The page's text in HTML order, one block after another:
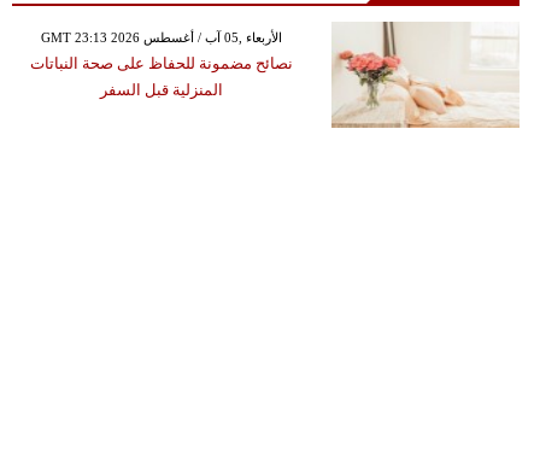
GMT 23:13 2026 الأربعاء ,05 آب / أغسطس
نصائح مضمونة للحفاظ على صحة النباتات
المنزلية قبل السفر